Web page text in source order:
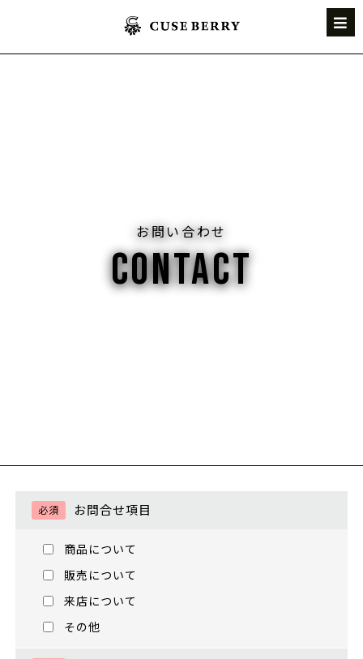
お問い合わせ
CONTACT
必須 お問合せ項目
商品について
販売について
来店について
その他